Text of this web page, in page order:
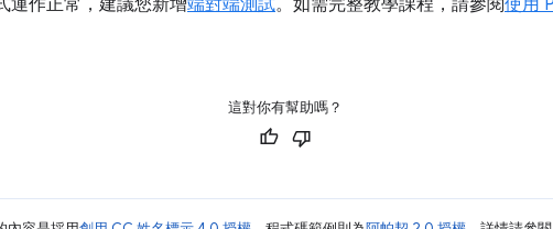
運作正常，建議您新增端對端測試。如需完整教學課程，請參閱使用
這對你有幫助嗎？